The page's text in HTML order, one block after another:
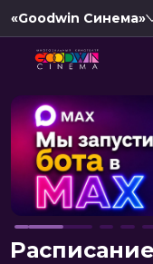
«Goodwin Синема»